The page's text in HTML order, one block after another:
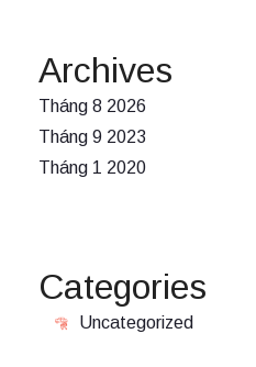
Archives
Tháng 8 2026
Tháng 9 2023
Tháng 1 2020
Categories
Uncategorized